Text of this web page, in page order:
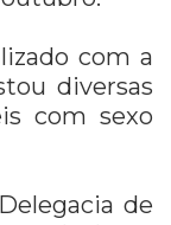
com a
diversas
com sexo
de